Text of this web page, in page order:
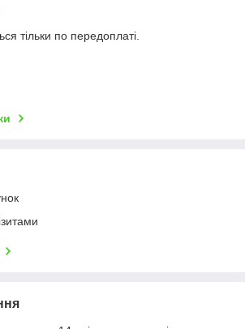
тільки по передоплаті.